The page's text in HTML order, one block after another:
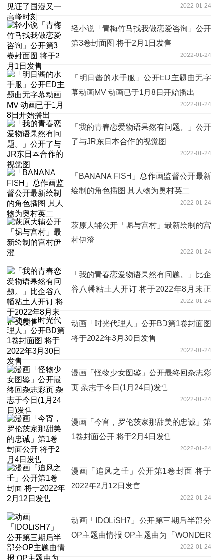
2022-01-24
轻小说「青梅竹马找我做恋爱咨询」公开
第3卷封面图 将于2月1日发售
2022-01-24
「明日酱的水手服」公开ED主题曲无字
幕动画MV 动画已于1月8日开始播出
2022-01-24
「我的青春恋爱物语果然有问题。」公开
了与JR东日本合作的视觉图
2022-01-24
「BANANA FISH」总作画监督公开最新
绘制的角色插图 其人物为奥村英二
2022-01-24
萩原大辅公开「堀与宫村」最新绘制的宫
村伊澄
2022-01-24
「我的青春恋爱物语果然有问题。」比企
谷八幡粘土人开订 将于2022年8月末正
2022-01-24
动画「时光代理人」公开BD第1卷封面图
将于2022年3月30日发售
2022-01-24
漫画「怪物少女图鉴」公开最终回杂志彩
页 杂志于今日(1月24日)发售
2022-01-24
漫画「今宵，罗伦茨家那甜美的忠诚」第
1卷封面公开 将于2月4日发售
2022-01-24
漫画「追风之壬」公开第1卷封面 将于
2022年2月12日发售
2022-01-24
动画「IDOLiSH7」公开第三期后半部分
OP主题曲情报 OP主题曲为「WONDER
2022-01-24